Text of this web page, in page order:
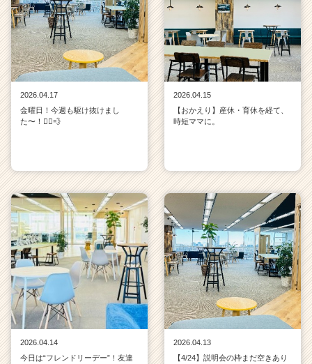
2026.04.17
金曜日！今週も駆け抜けまし
た〜！🏃‍♀️💨
2026.04.15
【おかえり】産休・育休を経て、
時短ママに。
2026.04.14
今日は“フレンドリーデー”！友達
2026.04.13
【4/24】説明会の枠まだ空きあり